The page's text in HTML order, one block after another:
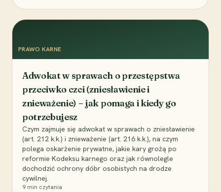
PRAWO KARNE
Adwokat w sprawach o przestępstwa
przeciwko czci (zniesławienie i
znieważenie) – jak pomaga i kiedy go
potrzebujesz
Czym zajmuje się adwokat w sprawach o zniesławienie
(art. 212 k.k.) i znieważenie (art. 216 k.k.), na czym
polega oskarżenie prywatne, jakie kary grożą po
reformie Kodeksu karnego oraz jak równolegle
dochodzić ochrony dóbr osobistych na drodze
cywilnej.
9 min czytania